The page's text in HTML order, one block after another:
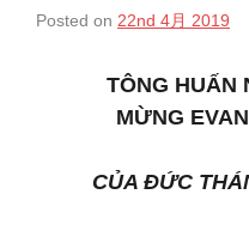
Posted on 22nd 4月 2019
TÔNG HUẤN
MỪNG
CỦA ĐỨC